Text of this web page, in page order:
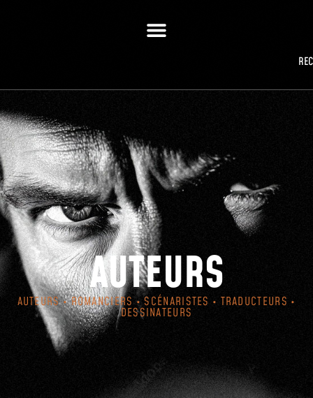
AUTEURS
AUTEURS • ROMANCIERS • SCÉNARISTES • TRADUCTEURS •
DESSINATEURS